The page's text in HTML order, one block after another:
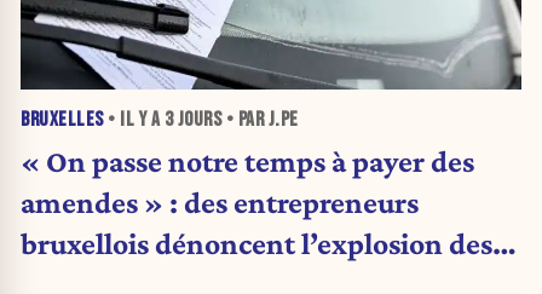
BRUXELLES• IL Y A 3 JOURS• PAR J.PE
« On passe notre temps à payer des
amendes » : des entrepreneurs
bruxellois dénoncent l’explosion des